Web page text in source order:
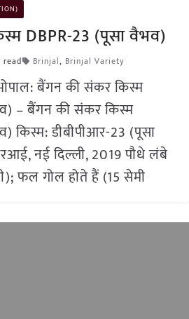
DBPR-23 (पूसा वैभव)
Brinjal, Brinjal Variety
बैंगन की संकर किस्म
– बैंगन की संकर किस्म
किस्म: डीबीपीआर-23 (पूसा
नई दिल्ली, 2019 पौधे लंबे
फल गोल होते हैं (15 सेमी